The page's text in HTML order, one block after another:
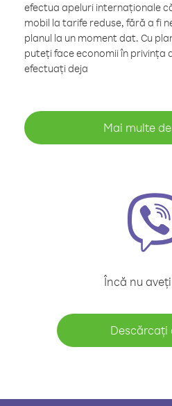
efectua apeluri internaționale
mobil la tarife reduse, fără a fi
planul la un moment dat. Cu
puteți face economii în privința
efectuați deja
Mai multe
Încă nu
Descărcați